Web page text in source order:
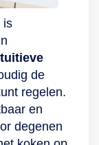
is
de
regelen.
en
degenen